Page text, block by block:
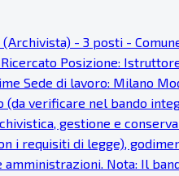
- 3 posti -
Posizione:
Sede di lavoro: Milano
(da verificare nel bando
gestione e
i requisiti di legge),
Nota: Il